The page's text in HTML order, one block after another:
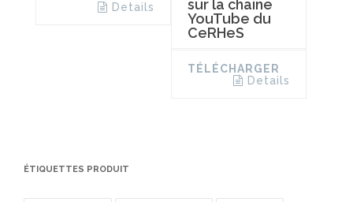
Details
sur la chaine
YouTube du
CeRHeS
TÉLÉCHARGER
Details
ÉTIQUETTES PRODUIT